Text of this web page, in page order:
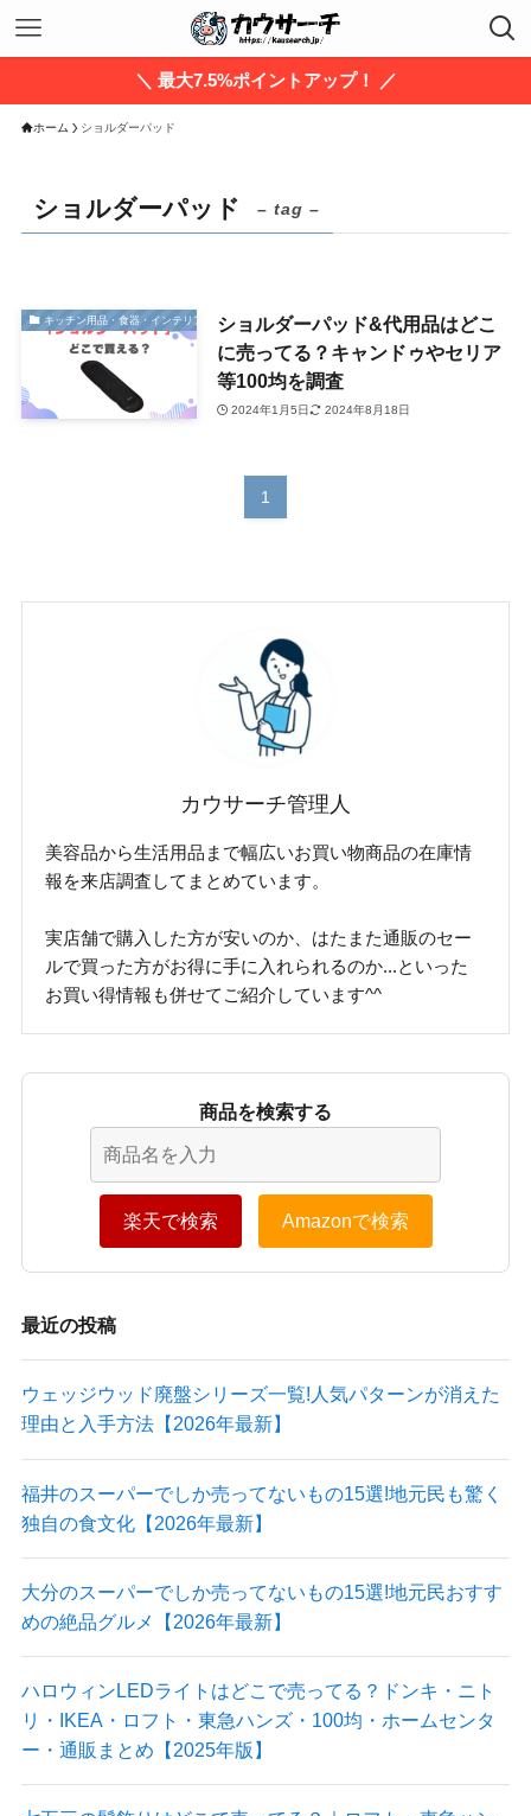
＼ 最大7.5%ポイントアップ！ ／
ホーム ショルダーパッド
ショルダーパッド – tag –
キッチン用品・食器・インテリア・家具・生活雑貨ショルダーパッド&代用品はどこ
に売ってる？キャンドゥやセリア
等100均を調査
2024年1月5日 2024年8月18日
1
カウサーチ管理人
美容品から生活用品まで幅広いお買い物商品の在庫情
報を来店調査してまとめています。
実店舗で購入した方が安いのか、はたまた通販のセー
ルで買った方がお得に手に入れられるのか...といった
お買い得情報も併せてご紹介しています^^
商品を検索する
楽天で検索 Amazonで検索
最近の投稿
ウェッジウッド廃盤シリーズ一覧!人気パターンが消えた
理由と入手方法【2026年最新】
福井のスーパーでしか売ってないもの15選!地元民も驚く
独自の食文化【2026年最新】
大分のスーパーでしか売ってないもの15選!地元民おすす
めの絶品グルメ【2026年最新】
ハロウィンLEDライトはどこで売ってる？ドンキ・ニト
リ・IKEA・ロフト・東急ハンズ・100均・ホームセンタ
ー・通販まとめ【2025年版】